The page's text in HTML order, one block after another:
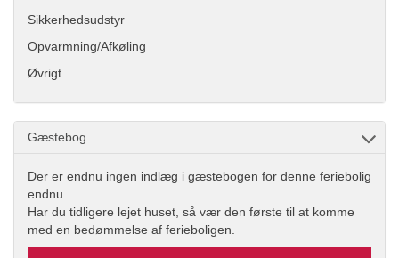
Sikkerhedsudstyr
Opvarmning/Afkøling
Øvrigt
Gæstebog
Der er endnu ingen indlæg i gæstebogen for denne feriebolig
endnu.
Har du tidligere lejet huset, så vær den første til at komme
med en bedømmelse af ferieboligen.